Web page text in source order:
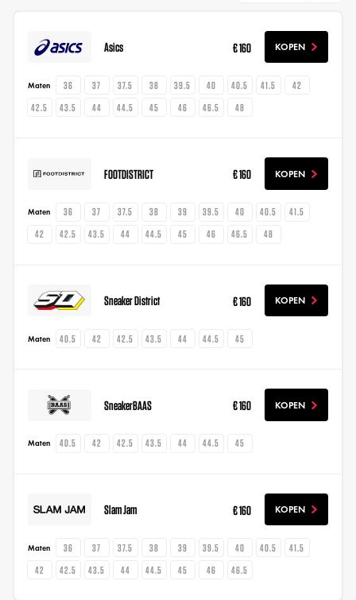
Asics € 160 KOPEN
Maten 36 37 37.5 38 39.5 40 40.5 41.5
42
42.5
43.5 44 44.5 45 46 46.5 48
FOOTDISTRICT € 160 KOPEN
Maten 36 37 37.5 38 39 39.5 40 40.5
41.5
42
42.5 43.5 44 44.5 45 46 46.5 48
Sneaker District € 160 KOPEN
Maten 40.5 42 42.5 43.5 44 44.5 45
SneakerBAAS € 160 KOPEN
Maten 40.5 42 42.5 43.5 44 44.5 45
Slam Jam € 160 KOPEN
Maten 36 37 37.5 38 39 39.5 40 40.5
41.5
42
42.5 43.5 44 44.5 45 46 46.5